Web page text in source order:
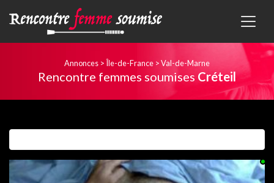
Annonces >Île-de-France >Val-de-Marne
Rencontre femmes soumises Créteil